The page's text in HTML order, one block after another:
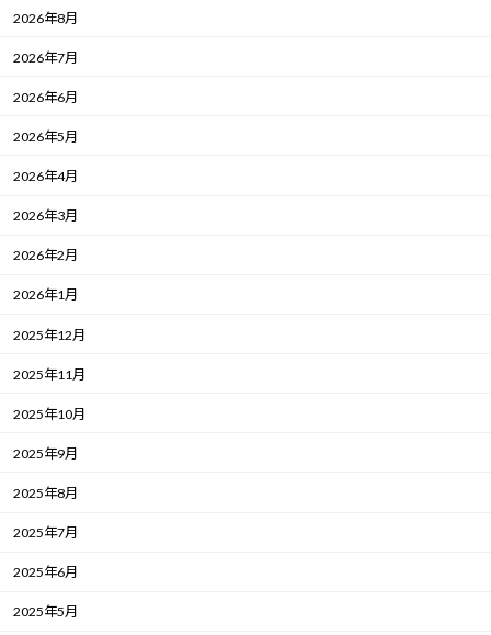
2026年8月
2026年7月
2026年6月
2026年5月
2026年4月
2026年3月
2026年2月
2026年1月
2025年12月
2025年11月
2025年10月
2025年9月
2025年8月
2025年7月
2025年6月
2025年5月